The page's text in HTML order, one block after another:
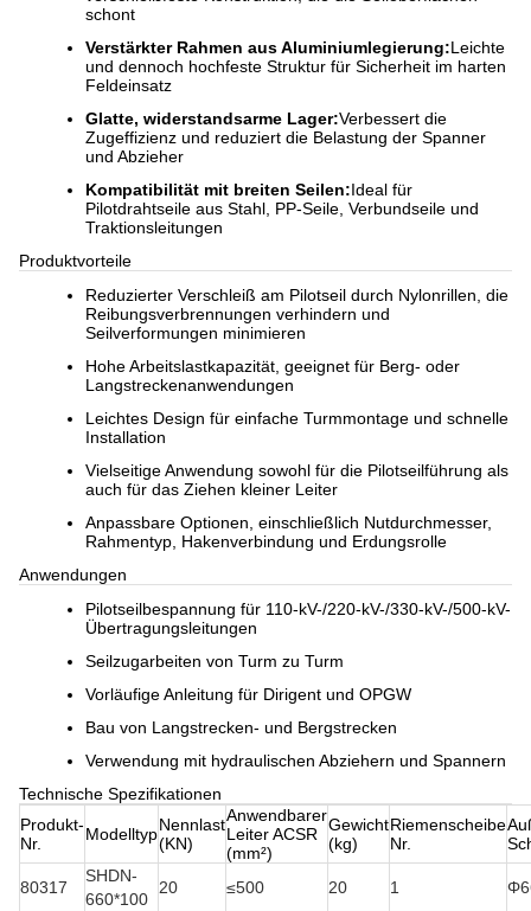
schont
Verstärkter Rahmen aus Aluminiumlegierung:Leichte
und dennoch hochfeste Struktur für Sicherheit im harten
Feldeinsatz
Glatte, widerstandsarme Lager:Verbessert die
Zugeffizienz und reduziert die Belastung der Spanner
und Abzieher
Kompatibilität mit breiten Seilen:Ideal für
Pilotdrahtseile aus Stahl, PP-Seile, Verbundseile und
Traktionsleitungen
Produktvorteile
Reduzierter Verschleiß am Pilotseil durch Nylonrillen, die
Reibungsverbrennungen verhindern und
Seilverformungen minimieren
Hohe Arbeitslastkapazität, geeignet für Berg- oder
Langstreckenanwendungen
Leichtes Design für einfache Turmmontage und schnelle
Installation
Vielseitige Anwendung sowohl für die Pilotseilführung als
auch für das Ziehen kleiner Leiter
Anpassbare Optionen, einschließlich Nutdurchmesser,
Rahmentyp, Hakenverbindung und Erdungsrolle
Anwendungen
Pilotseilbespannung für 110-kV-/220-kV-/330-kV-/500-kV-
Übertragungsleitungen
Seilzugarbeiten von Turm zu Turm
Vorläufige Anleitung für Dirigent und OPGW
Bau von Langstrecken- und Bergstrecken
Verwendung mit hydraulischen Abziehern und Spannern
Technische Spezifikationen
Produkt-
Nr.
ModelltypNennlast
(KN)
Anwendbarer
Leiter ACSR
(mm²)
Gewicht
(kg)
Riemenscheibe
Nr.
80317
SHDN-
660*100
20 ≤500 20 1